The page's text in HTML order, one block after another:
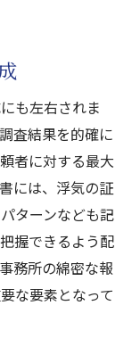
も左右されま
査結果を的確に
者に対する最大
には、浮気の証
ターンなども記
握できるよう配
務所の綿密な報
な要素となって